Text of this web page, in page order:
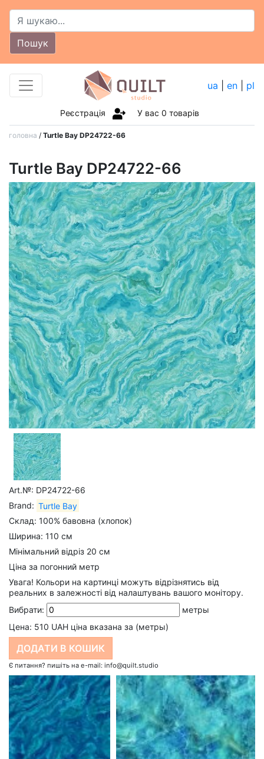
Пошук
ua en pl
Реєстрація У вас 0 товарів
головна / Turtle Bay DP24722-66
Turtle Bay DP24722-66
Art.№: DP24722-66
Brand: Turtle Bay
Склад: 100% бавовна (хлопок)
Ширина: 110 см
Мінімальний відріз 20 см
Ціна за погонний метр
Увага! Кольори на картинці можуть відрізнятись від
реальних в залежності від налаштувань вашого монітору.
Вибрати:
метры
Цена: 510 UAH ціна вказана за (метры)
Є питання? пишіть на e-mail: info@quilt.studio